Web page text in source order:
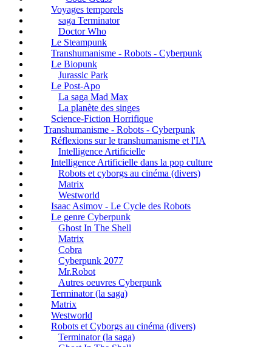
Voyages temporels
saga Terminator
Doctor Who
Le Steampunk
Transhumanisme - Robots - Cyberpunk
Le Biopunk
Jurassic Park
Le Post-Apo
La saga Mad Max
La planète des singes
Science-Fiction Horrifique
Transhumanisme - Robots - Cyberpunk
Réflexions sur le transhumanisme et l'IA
Intelligence Artificielle
Intelligence Artificielle dans la pop culture
Robots et cyborgs au cinéma (divers)
Matrix
Westworld
Isaac Asimov - Le Cycle des Robots
Le genre Cyberpunk
Ghost In The Shell
Matrix
Cobra
Cyberpunk 2077
Mr.Robot
Autres oeuvres Cyberpunk
Terminator (la saga)
Matrix
Westworld
Robots et Cyborgs au cinéma (divers)
Terminator (la saga)